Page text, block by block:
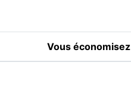
Vous économisez